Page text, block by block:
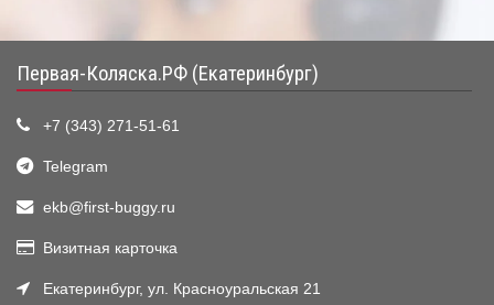
Первая-Коляска.РФ (Екатеринбург)
+7 (343) 271-51-61
Telegram
ekb@first-buggy.ru
Визитная карточка
Екатеринбург, ул. Красноуральская 21